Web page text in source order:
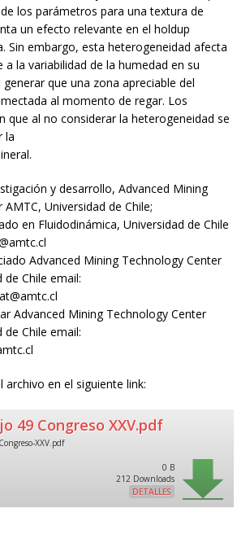
los parámetros para una textura de
un efecto relevante en el holdup
Sin embargo, esta heterogeneidad afecta
la variabilidad de la humedad en su
que una zona apreciable del
al momento de regar. Los
que al no considerar la heterogeneidad se
la
y desarrollo, Advanced Mining
Universidad de Chile;
en Fluidodinámica, Universidad de Chile
Advanced Mining Technology Center
de Chile email:
Advanced Mining Technology Center
de Chile email:
archivo en el siguiente link:
49 Congreso XXV.pdf
XXV.pdf
0 B
212 Downloads
DETALLES